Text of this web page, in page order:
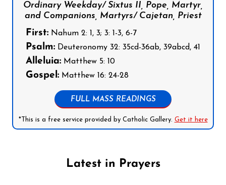
Ordinary Weekday/ Sixtus II, Pope, Martyr,
and Companions, Martyrs/ Cajetan, Priest
First: Nahum 2: 1, 3; 3: 1-3, 6-7
Psalm: Deuteronomy 32: 35cd-36ab, 39abcd, 41
Alleluia: Matthew 5: 10
Gospel: Matthew 16: 24-28
FULL MASS READINGS
*This is a free service provided by Catholic Gallery. Get it here
Latest in Prayers